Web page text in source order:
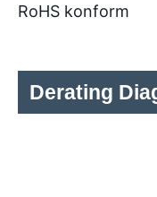
RoHS konform
Derating